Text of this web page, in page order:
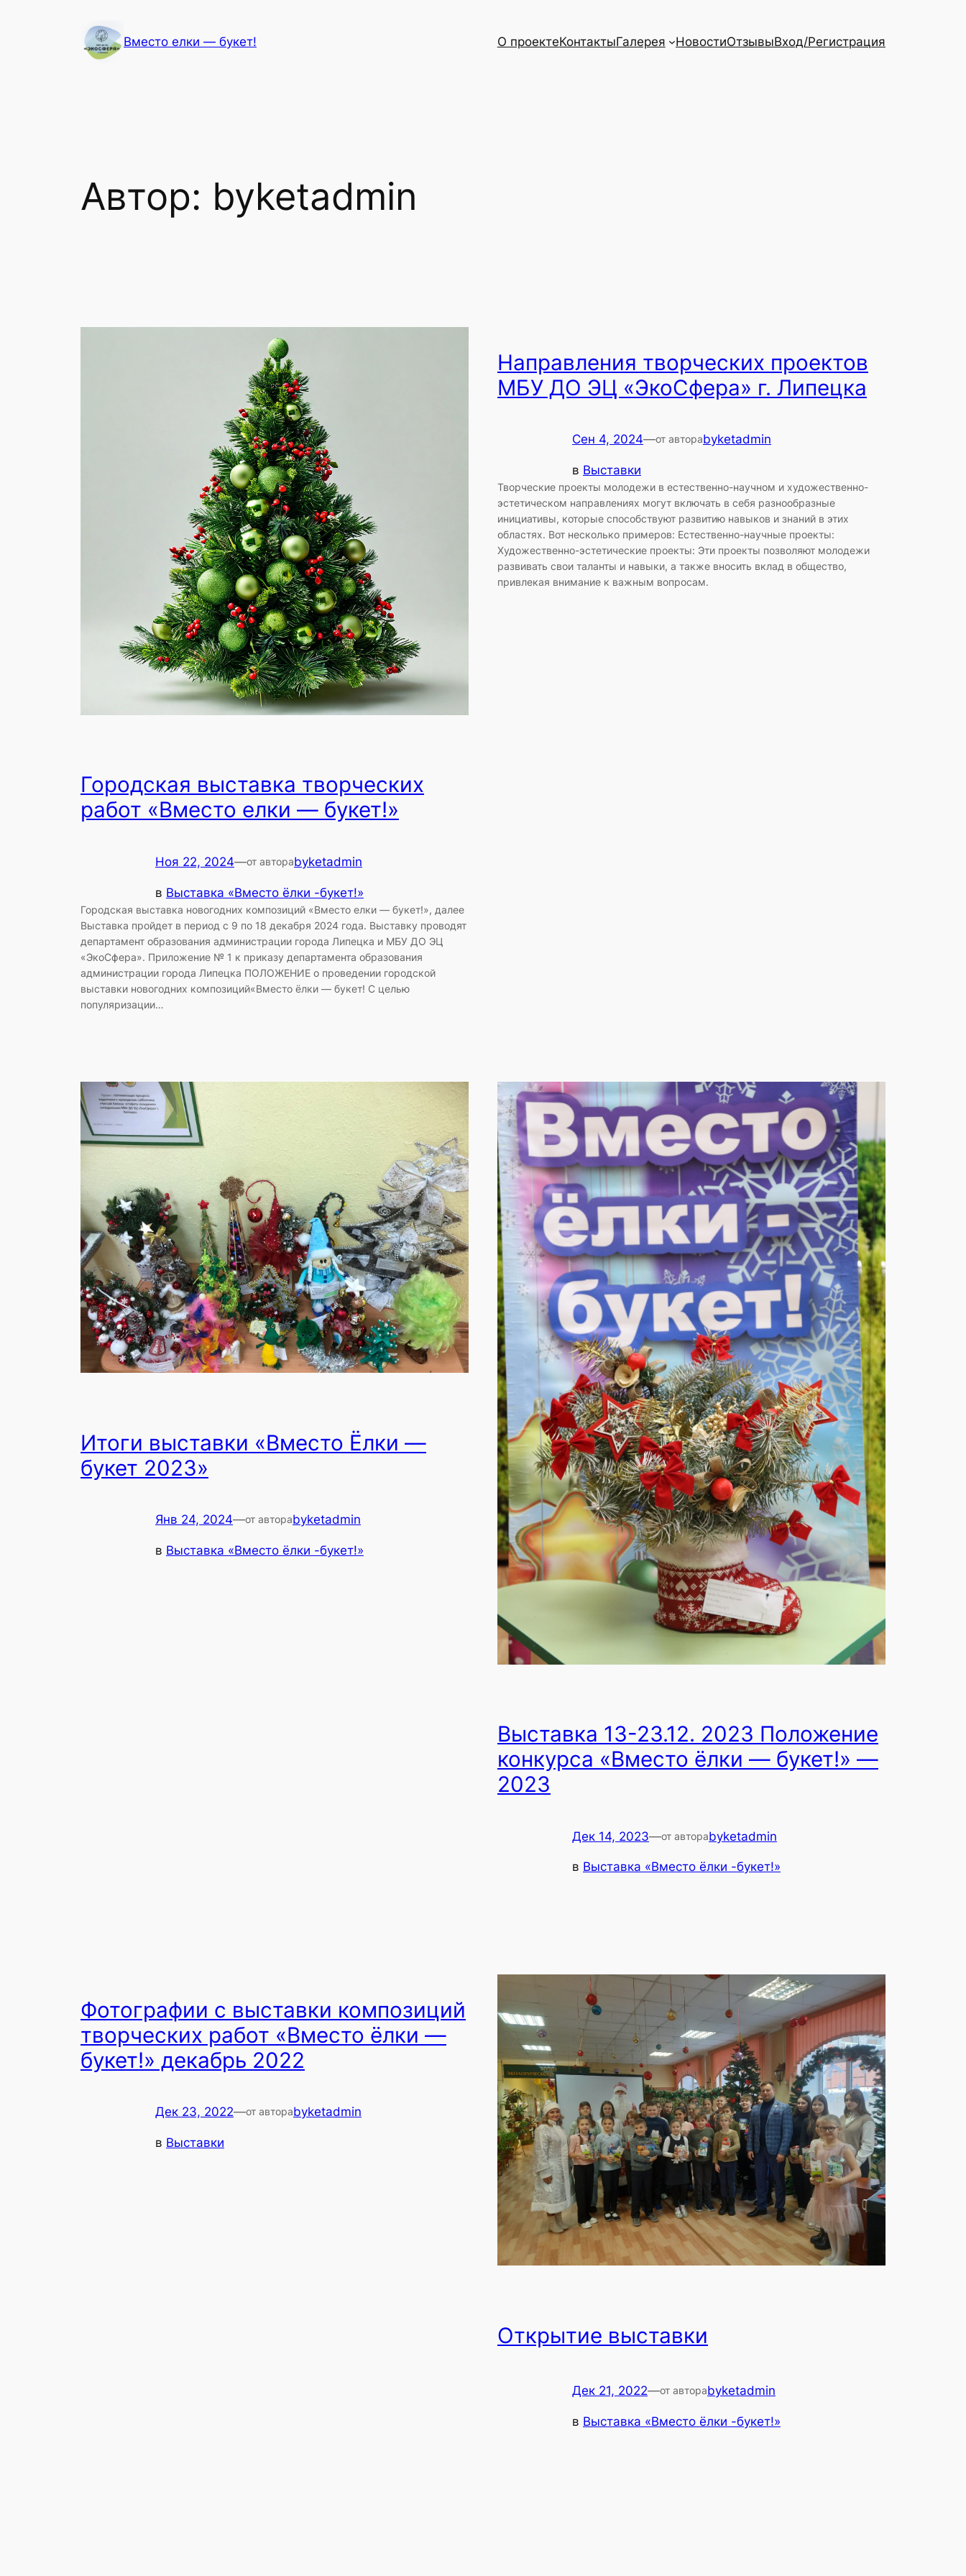
содержимому
Вместо елки — букет! О проектеКонтактыГалерея НовостиОтзывыВход/Регистрация
Автор: byketadmin
Городская выставка творческих
работ «Вместо елки — букет!»
Ноя 22, 2024—от автораbyketadmin
в Выставка «Вместо ёлки -букет!»
Городская выставка новогодних композиций «Вместо елки — букет!», далее
Выставка пройдет в период с 9 по 18 декабря 2024 года. Выставку проводят
департамент образования администрации города Липецка и МБУ ДО ЭЦ
«ЭкоСфера». Приложение № 1 к приказу департамента образования
администрации города Липецка ПОЛОЖЕНИЕ о проведении городской
выставки новогодних композиций«Вместо ёлки — букет! С целью
популяризации…
Направления творческих проектов
МБУ ДО ЭЦ «ЭкоСфера» г. Липецка
Сен 4, 2024—от автораbyketadmin
в Выставки
Творческие проекты молодежи в естественно-научном и художественно-
эстетическом направлениях могут включать в себя разнообразные
инициативы, которые способствуют развитию навыков и знаний в этих
областях. Вот несколько примеров: Естественно-научные проекты:
Художественно-эстетические проекты: Эти проекты позволяют молодежи
развивать свои таланты и навыки, а также вносить вклад в общество,
привлекая внимание к важным вопросам.
Итоги выставки «Вместо Ёлки —
букет 2023»
Янв 24, 2024—от автораbyketadmin
в Выставка «Вместо ёлки -букет!»
Выставка 13-23.12. 2023 Положение
конкурса «Вместо ёлки — букет!» —
2023
Дек 14, 2023—от автораbyketadmin
в Выставка «Вместо ёлки -букет!»
Фотографии с выставки композиций
творческих работ «Вместо ёлки —
букет!» декабрь 2022
Дек 23, 2022—от автораbyketadmin
в Выставки
Открытие выставки
Дек 21, 2022—от автораbyketadmin
в Выставка «Вместо ёлки -букет!»